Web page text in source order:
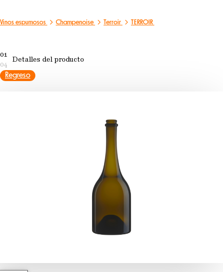
Vinos espumosos Champenoise Terroir TERROIR
01
04
Detalles del producto
Regreso